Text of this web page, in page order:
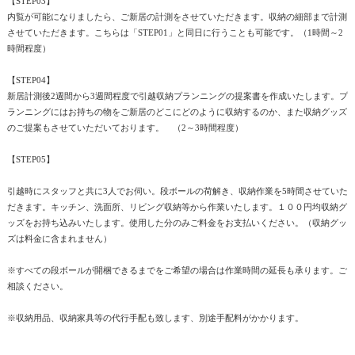
内覧が可能になりましたら、ご新居の計測をさせていただきます。収納の細部まで計測
させていただきます。こちらは「STEP01」と同日に行うことも可能です。（1時間～2
時間程度）
【STEP04】
新居計測後2週間から3週間程度で引越収納プランニングの提案書を作成いたします。プ
ランニングにはお持ちの物をご新居のどこにどのように収納するのか、また収納グッズ
のご提案もさせていただいております。 （2～3時間程度）
【STEP05】
引越時にスタッフと共に3人でお伺い。段ボールの荷解き、収納作業を5時間させていた
だきます。キッチン、洗面所、リビング収納等から作業いたします。１００円均収納グ
ッズをお持ち込みいたします。使用した分のみご料金をお支払いください。（収納グッ
ズは料金に含まれません）
※すべての段ボールが開梱できるまでをご希望の場合は作業時間の延長も承ります。ご
相談ください。
※収納用品、収納家具等の代行手配も致します、別途手配料がかかります。